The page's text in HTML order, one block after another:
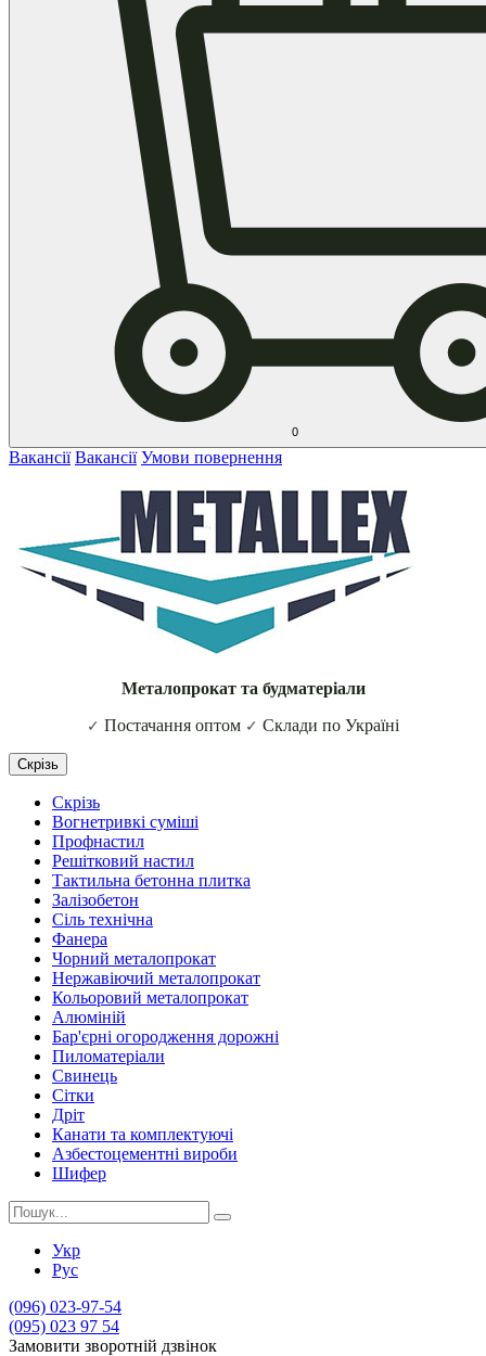
0
Вакансії Вакансії Умови повернення
Металопрокат та будматеріали
✓ Постачання оптом ✓ Склади по Україні
Скрізь
Скрізь
Вогнетривкі суміші
Профнастил
Решітковий настил
Тактильна бетонна плитка
Залізобетон
Сіль технічна
Фанера
Чорний металопрокат
Нержавіючий металопрокат
Кольоровий металопрокат
Алюміній
Бар'єрні огородження дорожні
Пиломатеріали
Cвинець
Сітки
Дріт
Канати та комплектуючі
Азбестоцементні вироби
Шифер
Укр
Рус
(096) 023-97-54
(095) 023 97 54
Замовити зворотній дзвінок